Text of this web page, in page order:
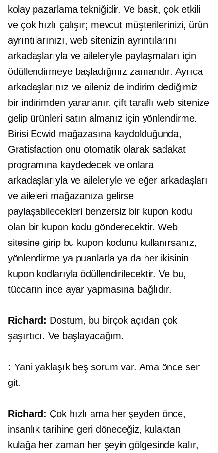
kolay pazarlama tekniğidir. Ve basit, çok etkili
ve çok hızlı çalışır; mevcut müşterilerinizi, ürün
ayrıntılarınızı, web sitenizin ayrıntılarını
arkadaşlarıyla ve aileleriyle paylaşmaları için
ödüllendirmeye başladığınız zamandır. Ayrıca
arkadaşlarınız ve aileniz de indirim dediğimiz
bir indirimden yararlanır.çift ​​taraflı web sitenize
gelip ürünleri satın almanız için yönlendirme.
Birisi Ecwid mağazasına kaydolduğunda,
Gratisfaction onu otomatik olarak sadakat
programına kaydedecek ve onlara
arkadaşlarıyla ve aileleriyle ve eğer arkadaşları
ve aileleri mağazanıza gelirse
paylaşabilecekleri benzersiz bir kupon kodu
olan bir kupon kodu gönderecektir. Web
sitesine girip bu kupon kodunu kullanırsanız,
yönlendirme ya puanlarla ya da her ikisinin
kupon kodlarıyla ödüllendirilecektir. Ve bu,
tüccarın ince ayar yapmasına bağlıdır.
Richard: Dostum, bu birçok açıdan çok
şaşırtıcı. Ve başlayacağım.
: Yani yaklaşık beş sorum var. Ama önce sen
git.
Richard: Çok hızlı ama her şeyden önce,
insanlık tarihine geri döneceğiz, kulaktan
kulağa her zaman her şeyin gölgesinde kalır,